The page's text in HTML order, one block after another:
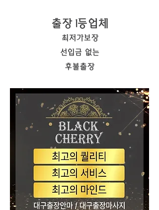
출장 1등업체
최저가보장
​선입금 없는
후불출장